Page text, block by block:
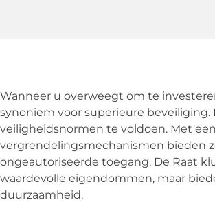
Wanneer u overweegt om te
synoniem voor superieure
veiligheidsnormen te voldoen. Met
vergrendelingsmechanismen bieden
ongeautoriseerde toegang. De Raat
waardevolle eigendommen, maar
duurzaamheid.